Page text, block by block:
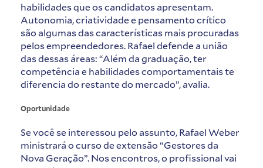
habilidades que os candidatos apresentam.
Autonomia, criatividade e pensamento crítico
são algumas das características mais procuradas
pelos empreendedores. Rafael defende a união
das dessas áreas: “Além da graduação, ter
competência e habilidades comportamentais te
diferencia do restante do mercado”, avalia.
Oportunidade
Se você se interessou pelo assunto, Rafael Weber
ministrará o curso de extensão “Gestores da
Nova Geração”. Nos encontros, o profissional vai